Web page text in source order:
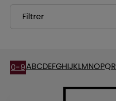
Filtrer
0-9ABCDEFGHIJKLMNOPQR